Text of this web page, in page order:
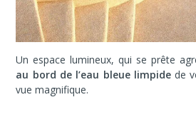
Un espace lumineux, qui se prête
au bord de l’eau bleue limpidede
vue magnifique.